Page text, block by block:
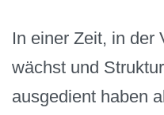
In einer Zeit, in der
wächst und
ausgedient haben